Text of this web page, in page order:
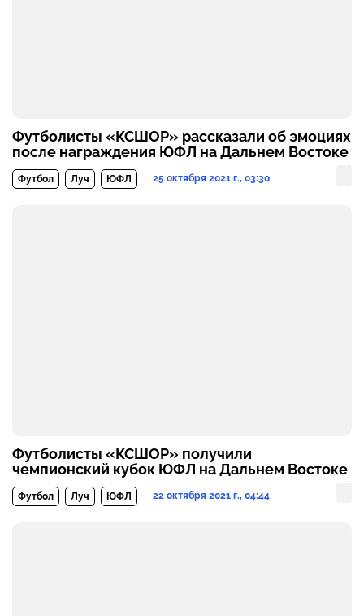
Футболисты «КСШОР» рассказали об эмоциях
после награждения ЮФЛ на Дальнем Востоке
Футбол Луч ЮФЛ 25 октября 2021 г., 03:30
Футболисты «КСШОР» получили
чемпионский кубок ЮФЛ на Дальнем Востоке
Футбол Луч ЮФЛ 22 октября 2021 г., 04:44